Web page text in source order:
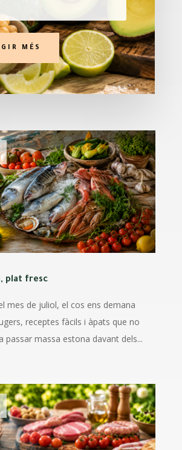
MÉS
plat fresc
mes de juliol, el cos ens demana
receptes fàcils i àpats que no
passar massa estona davant dels...